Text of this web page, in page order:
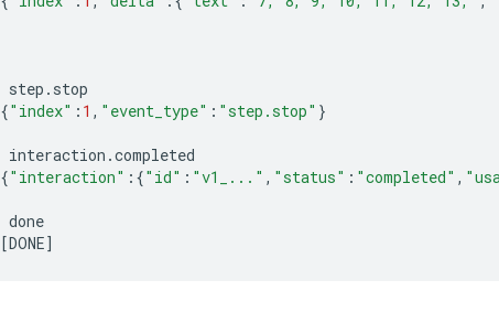
step . stop
{"index" : 1 , "event_type" : "step.stop" }
interaction .completed
{"interaction" :{"id" : "v1_..." , "status" : "completed" ,
done
[DONE]